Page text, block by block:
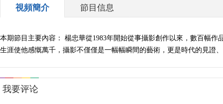
視頻簡介 節目信息
本期節目主要內容： 楊忠華從1983年開始從事攝影創作以來，數百幅
生涯使他感慨萬千，攝影不僅僅是一幅幅瞬間的藝術，更是時代的見證